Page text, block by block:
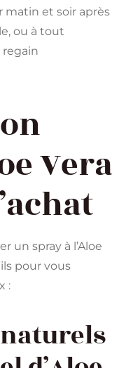
matin et soir après
ou à tout
Vera
un spray à l’Aloe
pour vous
: